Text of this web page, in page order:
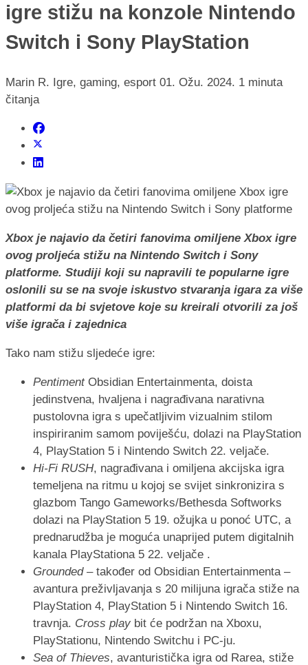
igre stižu na konzole Nintendo
Switch i Sony PlayStation
Marin R. Igre, gaming, esport 01. Ožu. 2024. 1 minuta
čitanja
Xbox je najavio da četiri fanovima omiljene Xbox igre
ovog proljeća stižu na Nintendo Switch i Sony
platforme. Studiji koji su napravili te popularne igre
oslonili su se na svoje iskustvo stvaranja igara za više
platformi da bi svjetove koje su kreirali otvorili za još
više igrača i zajednica
Tako nam stižu sljedeće igre:
PentimentObsidian Entertainmenta, doista
jedinstvena, hvaljena i nagrađivana narativna
pustolovna igra s upečatljivim vizualnim stilom
inspiriranim samom poviješću, dolazi na PlayStation
4, PlayStation 5 i Nintendo Switch 22. veljače.
Hi-Fi RUSH, nagrađivana i omiljena akcijska igra
temeljena na ritmu u kojoj se svijet sinkronizira s
glazbom Tango Gameworks/Bethesda Softworks
dolazi na PlayStation 5 19. ožujka u ponoć UTC, a
prednarudžba je moguća unaprijed putem digitalnih
kanala PlayStationa 5 22. veljače .
Grounded– također od Obsidian Entertainmenta –
avantura preživljavanja s 20 milijuna igrača stiže na
PlayStation 4, PlayStation 5 i Nintendo Switch 16.
travnja. Cross play bit će podržan na Xboxu,
PlayStationu, Nintendo Switchu i PC-ju.
Sea of Thieves, avanturistička igra od Rarea, stiže